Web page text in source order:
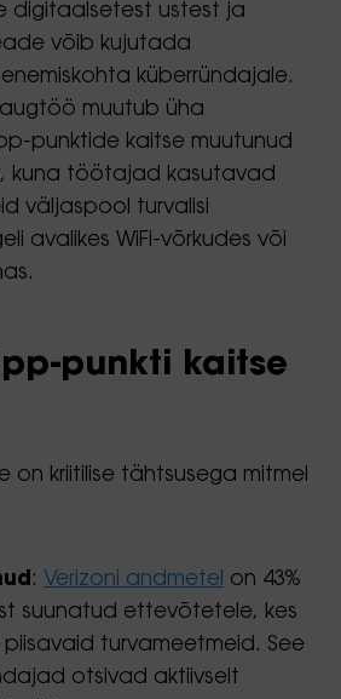
digitaalsetest ustest ja
võib kujutada
küberründajale.
muutub üha
punktide kaitse muutunud
kuna töötajad kasutavad
väljaspool turvalisi
avalikes WiFi-võrkudes või
punkti kaitse
on kriitilise tähtsusega mitmel
: Verizoni andmetel on 43%
suunatud ettevõtetele, kes
turvameetmeid. See
otsivad aktiivselt